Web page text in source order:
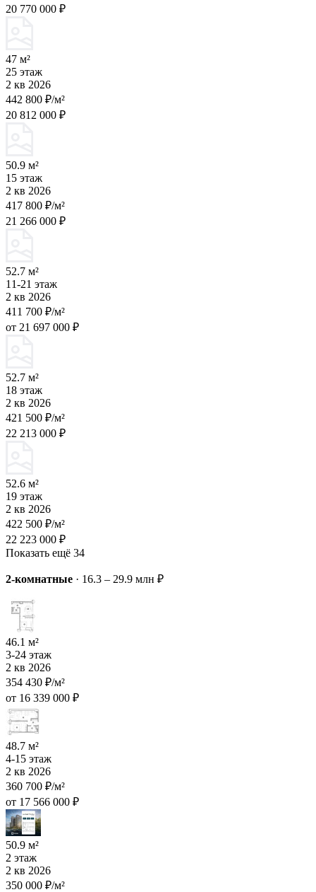
20 770 000 ₽
47 м²
25 этаж
2 кв 2026
442 800 ₽/м²
20 812 000 ₽
50.9 м²
15 этаж
2 кв 2026
417 800 ₽/м²
21 266 000 ₽
52.7 м²
11-21 этаж
2 кв 2026
411 700 ₽/м²
от 21 697 000 ₽
52.7 м²
18 этаж
2 кв 2026
421 500 ₽/м²
22 213 000 ₽
52.6 м²
19 этаж
2 кв 2026
422 500 ₽/м²
22 223 000 ₽
Показать ещё 34
2-комнатные · 16.3 – 29.9 млн ₽
46.1 м²
3-24 этаж
2 кв 2026
354 430 ₽/м²
от 16 339 000 ₽
48.7 м²
4-15 этаж
2 кв 2026
360 700 ₽/м²
от 17 566 000 ₽
50.9 м²
2 этаж
2 кв 2026
350 000 ₽/м²